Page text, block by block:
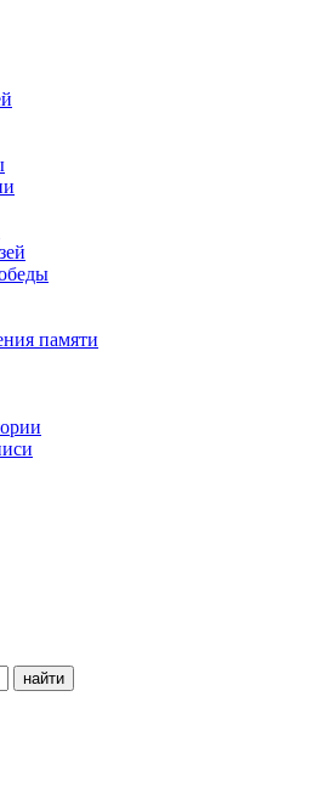
памяти